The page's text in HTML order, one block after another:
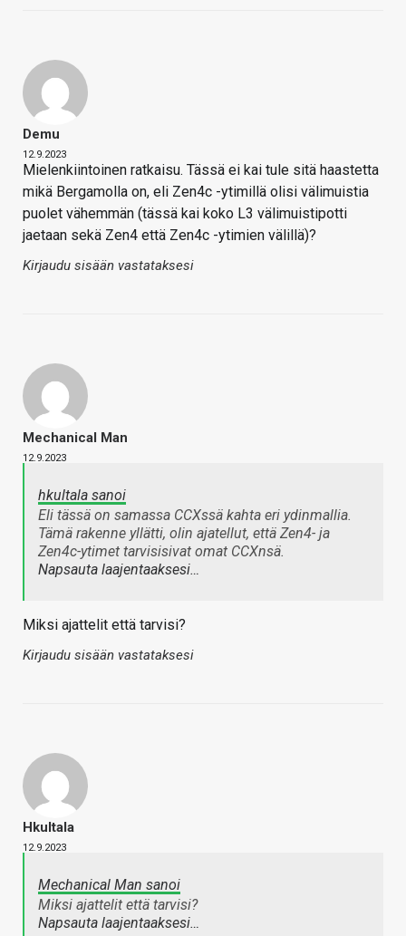
Demu
12.9.2023
Mielenkiintoinen ratkaisu. Tässä ei kai tule sitä haastetta
mikä Bergamolla on, eli Zen4c -ytimillä olisi välimuistia
puolet vähemmän (tässä kai koko L3 välimuistipotti
jaetaan sekä Zen4 että Zen4c -ytimien välillä)?
Kirjaudu sisään vastataksesi
Mechanical Man
12.9.2023
hkultala sanoi
Eli tässä on samassa CCXssä kahta eri ydinmallia.
Tämä rakenne yllätti, olin ajatellut, että Zen4- ja
Zen4c-ytimet tarvisisivat omat CCXnsä.
Napsauta laajentaaksesi…
Miksi ajattelit että tarvisi?
Kirjaudu sisään vastataksesi
Hkultala
12.9.2023
Mechanical Man sanoi
Miksi ajattelit että tarvisi?
Napsauta laajentaaksesi…